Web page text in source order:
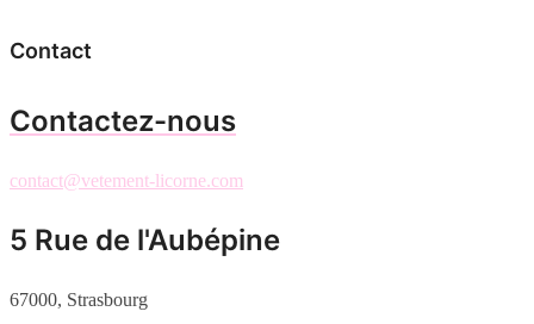
Contact
Contactez-nous
contact@vetement-licorne.com
5 Rue de l'Aubépine
67000, Strasbourg